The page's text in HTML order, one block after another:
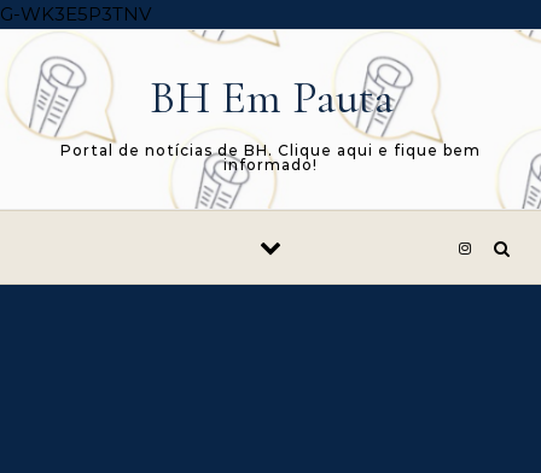
G-WK3E5P3TNVSkip to content
BH Em Pauta
Portal de notícias de BH. Clique aqui e fique bem
informado!